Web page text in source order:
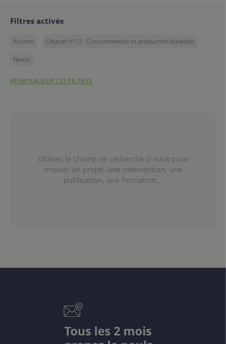
Filtres activés
Actions Objectif n°12 : Consommation et production durables
Nexus
RÉINITIALISER LES FILTRES
Utilisez le champ de recherche ci-haut pour
trouver un projet, une intervention, une
publication, une formation...